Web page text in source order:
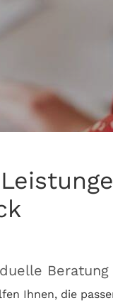
Beratung
Ihnen, die